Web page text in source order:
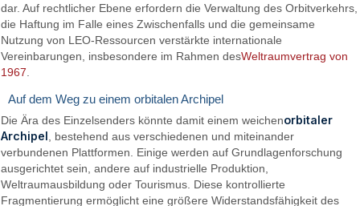
dar. Auf rechtlicher Ebene erfordern die Verwaltung des Orbitverkehrs,
die Haftung im Falle eines Zwischenfalls und die gemeinsame
Nutzung von LEO-Ressourcen verstärkte internationale
Vereinbarungen, insbesondere im Rahmen desWeltraumvertrag von
1967
Auf dem Weg zu einem orbitalen Archipel
Die Ära des Einzelsenders könnte damit einem weichenorbitaler
Archipel , bestehend aus verschiedenen und miteinander
verbundenen Plattformen. Einige werden auf Grundlagenforschung
ausgerichtet sein, andere auf industrielle Produktion,
Weltraumausbildung oder Tourismus. Diese kontrollierte
Fragmentierung ermöglicht eine größere Widerstandsfähigkeit des